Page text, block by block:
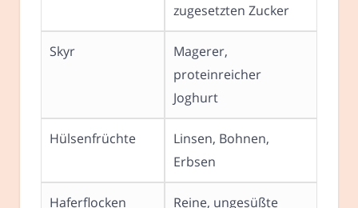
zugesetzten Zucker
Skyr
Magerer,
proteinreicher
Joghurt
Hülsenfrüchte
Linsen, Bohnen,
Erbsen
Haferflocken
Reine, ungesüßte